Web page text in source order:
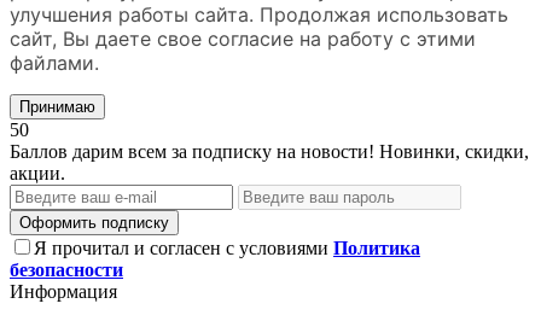
улучшения работы сайта. Продолжая использовать
сайт, Вы даете свое согласие на работу с этими
файлами.
Принимаю
50
Баллов дарим всем за подписку на новости! Новинки, скидки,
акции.
Оформить подписку
Я прочитал и согласен с условиями Политика
безопасности
Информация